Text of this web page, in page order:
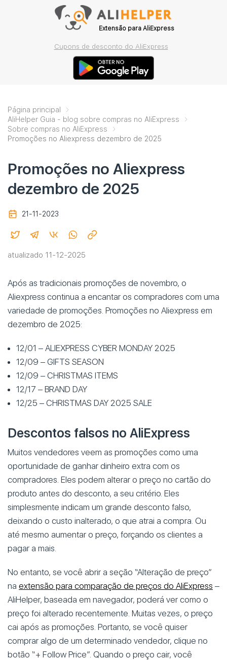
Extensão para AliExpress
Cupons de desconto do AliExpress
Página principal
AliHelper Guia - blog sobre compras no AliExpress
Sobre compras no AliExpress
Promoções no Aliexpress dezembro de 2025
Promoções no Aliexpress
dezembro de 2025
21-11-2023
atualizado 11-12-2025
Após as tradicionais promoções de novembro, o
Aliexpress continua a encantar os compradores com uma
variedade de promoções. Promoções no Aliexpress em
dezembro de 2025:
12/01 – ALIEXPRESS CYBER MONDAY 2025
12/09 – GIFTS SEASON
12/09 – CHRISTMAS ITEMS
12/17 – BRAND DAY
12/25 – CHRISTMAS DAY 2025 SALE
Descontos falsos no AliExpress
Muitos vendedores veem as promoções como uma
oportunidade de ganhar dinheiro extra com os
compradores. Eles podem alterar o preço no cartão do
produto antes do desconto, a seu critério. Eles
simplesmente indicam um grande desconto falso,
deixando o custo inalterado, o que atrai a compra. Ou
até mesmo aumentar o preço, forçando os clientes a
pagar a mais.
No entanto, se você abrir a seção “Alteração de preço”
na extensão para comparação de preços do AliExpress –
AliHelper, baseada em navegador, poderá ver como o
preço foi alterado recentemente. Muitas vezes, o preço
cai após as promoções. Portanto, se você quiser
comprar algo de um determinado vendedor, clique no
botão “+ Follow Price”. Quando o preço cair, você